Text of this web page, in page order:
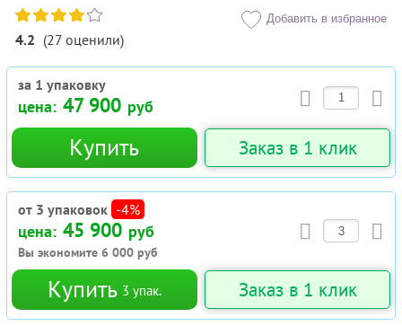
4.2 (27 оценили)
Добавить в избранное
за 1 упаковку
цена: 47 900 руб
Купить Заказ в 1 клик
от 3 упаковок -4%
цена: 45 900 руб
Вы экономите 6 000 руб
Купить 3 упак. Заказ в 1 клик